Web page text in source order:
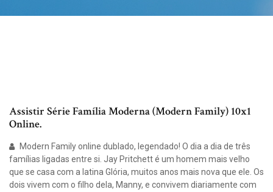
Assistir Série Família Moderna (Modern Family) 10x1
Online.
Modern Family online dublado, legendado! O dia a dia de três
famílias ligadas entre si. Jay Pritchett é um homem mais velho
que se casa com a latina Glória, muitos anos mais nova que ele. Os
dois vivem com o filho dela, Manny, e convivem diariamente com